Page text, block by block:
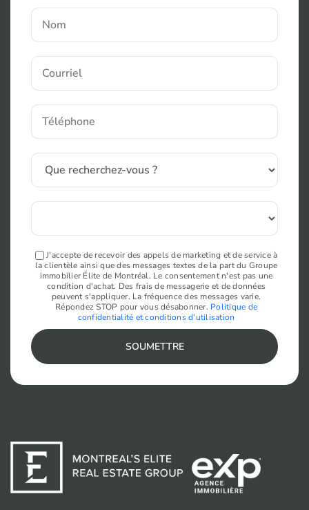
J'accepte de recevoir des appels de marketing et de service à
la clientèle ainsi que des messages textes de la part du Groupe
immobilier Élite de Montréal. Le consentement n'est pas une
condition d'achat. Des frais de messagerie et de données
peuvent s'appliquer. La fréquence des messages varie.
Répondez STOP pour vous désabonner. Politique de
confidentialité et conditions d'utilisation
SOUMETTRE